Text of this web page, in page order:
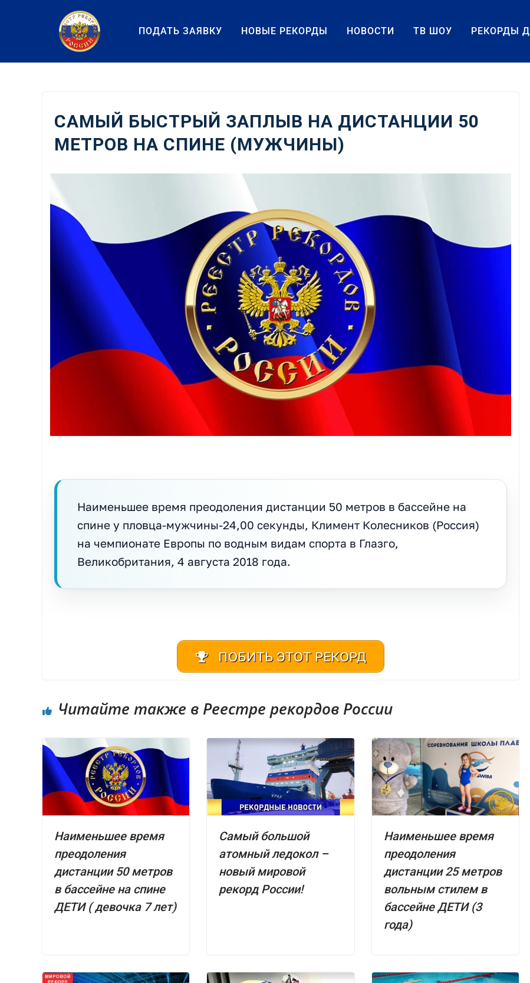
содержанию
ПОДАТЬ ЗАЯВКУ НОВЫЕ РЕКОРДЫ НОВОСТИ ТВ ШОУ РЕКОРДЫ
САМЫЙ БЫСТРЫЙ ЗАПЛЫВ НА ДИСТАНЦИИ 50
МЕТРОВ НА СПИНЕ (МУЖЧИНЫ)
Наименьшее время преодоления дистанции 50 метров в бассейне на
спине у пловца-мужчины-24,00 секунды, Климент Колесников (Россия)
на чемпионате Европы по водным видам спорта в Глазго,
Великобритания, 4 августа 2018 года.
ПОБИТЬ ЭТОТ РЕКОРД
Читайте также в Реестре рекордов России
Наименьшее время
преодоления
дистанции 50 метров
в бассейне на спине
ДЕТИ ( девочка 7 лет)
Самый большой
атомный ледокол –
новый мировой
рекорд России!
Наименьшее время
преодоления
дистанции 25 метров
вольным стилем в
бассейне ДЕТИ (3
года)